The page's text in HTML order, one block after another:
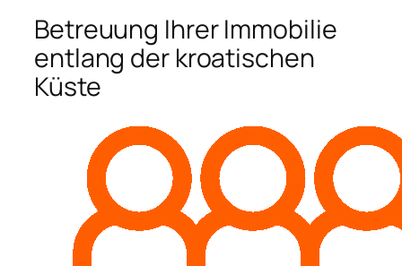
Betreuung Ihrer Immobilie
entlang der kroatischen
Küste